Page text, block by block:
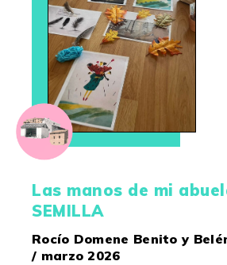
Las manos de mi
SEMILLA
Rocío Domene Benito y
/ marzo 2026